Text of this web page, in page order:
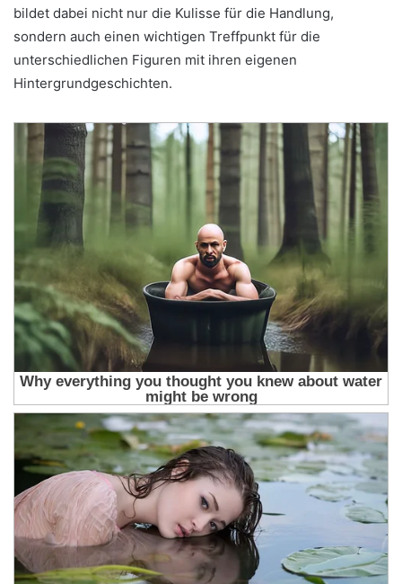
bildet dabei nicht nur die Kulisse für die Handlung,
sondern auch einen wichtigen Treffpunkt für die
unterschiedlichen Figuren mit ihren eigenen
Hintergrundgeschichten.